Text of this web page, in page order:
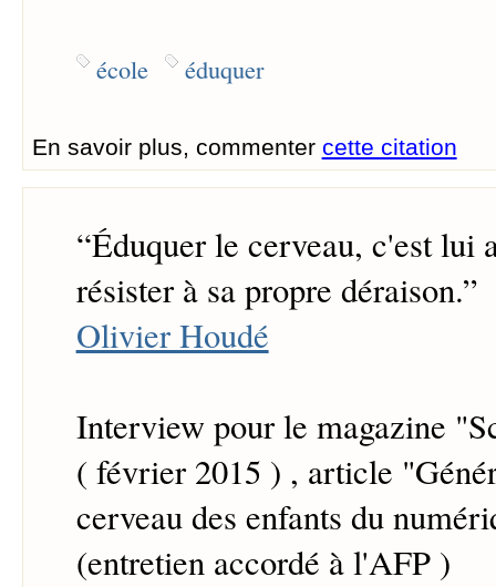
école éduquer
En savoir plus, commenter cette citation
“Éduquer le cerveau, c'est lui
résister à sa propre déraison.”
Olivier Houdé
Interview pour le magazine
( février 2015 ) , article
cerveau des enfants du
(entretien accordé à l'AFP )